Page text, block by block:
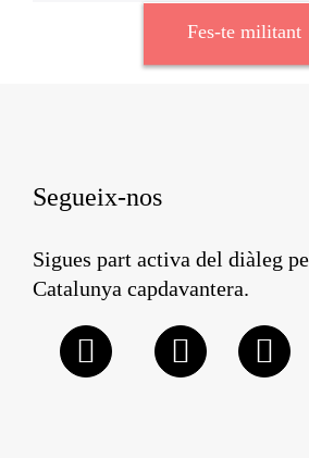
Fes-te militant
Segueix-nos
Sigues part activa del diàleg
Catalunya capdavantera.